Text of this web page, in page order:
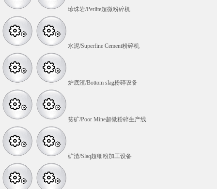
珍珠岩/Perlite超微粉碎机
水泥/Superfine Cement粉碎机
炉底渣/Bottom slag粉碎设备
贫矿/Poor Mine超微粉碎生产线
矿渣/Slaq超细粉加工设备